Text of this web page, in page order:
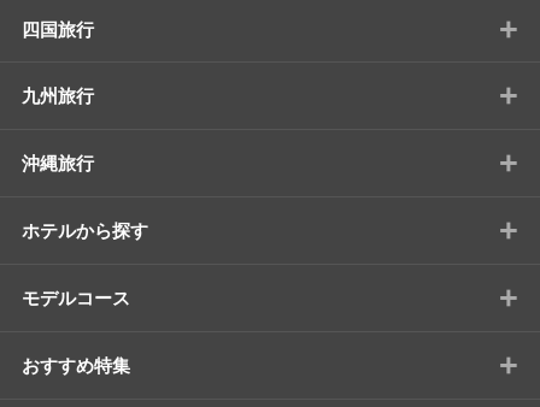
四国旅行 +
九州旅行 +
沖縄旅行 +
ホテルから探す +
モデルコース +
おすすめ特集 +